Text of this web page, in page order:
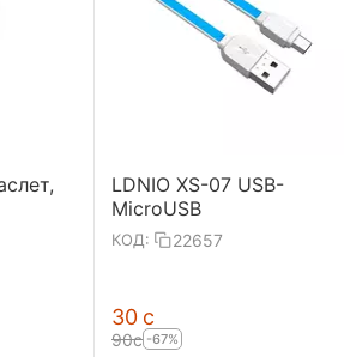
LDNIO XS-07 USB-
MicroUSB
КОД: 22657
‍30‍ с
‍90‍с -67%